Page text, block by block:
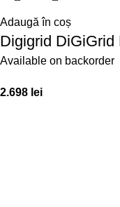
Adaugă în coș
Digigrid DiGiGrid
Available on backorder
2.698 lei